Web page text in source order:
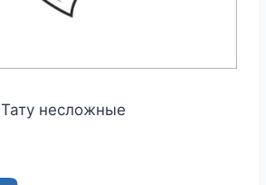
Тату несложные